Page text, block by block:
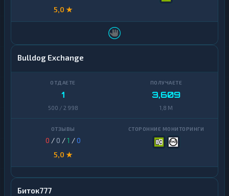
5,0 ★
Bulldog Exchange
1
500 / 2 998
3,609
1,8 M
0 / 0 /1 /0
5,0 ★
Биток777